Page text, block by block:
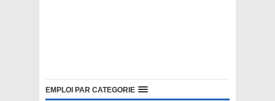
EMPLOI PAR CATEGORIE